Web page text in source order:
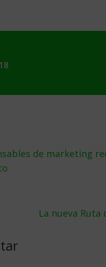
de marketing
La nueva